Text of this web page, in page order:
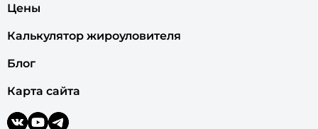
Цены
Калькулятор жироуловителя
Блог
Карта сайта